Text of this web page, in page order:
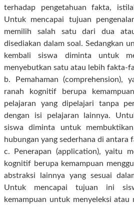
terhadap pengetahuan fakta,
Untuk mencapai tujuan
memilih salah satu dari dua
disediakan dalam soal. Sedangkan
kembali siswa diminta untuk
menyebutkan satu atau lebih fakta-
b. Pemahaman (comprehension),
ranah kognitif berupa
pelajaran yang dipelajari tanpa
dengan isi pelajaran lainnya.
siswa diminta untuk
hubungan yang sederhana di antara
c. Penerapan (application), yaitu
kognitif berupa kemampuan
abstraksi lainnya yang sesuai
Untuk mencapai tujuan ini
kemampuan untuk menyeleksi atau